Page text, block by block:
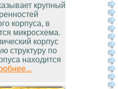
крупный
корпуса, в
микросхема.
корпус
структуру по
находится